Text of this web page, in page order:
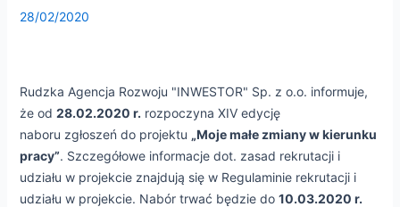
28/02/2020
Rudzka Agencja Rozwoju "INWESTOR" Sp. z o.o. informuje,
że od28.02.2020 r. rozpoczyna XIV edycję
naboru zgłoszeń do projektu „Moje małe zmiany w kierunku
pracy”. Szczegółowe informacje dot. zasad rekrutacji i
udziału w projekcie znajdują się w Regulaminie rekrutacji i
udziału w projekcie. Nabór trwać będzie do10.03.2020 r.